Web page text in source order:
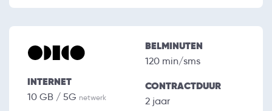
INTERNET
10 GB / 5G netwerk
BELMINUTEN
120 min/sms
CONTRACTDUUR
2 jaar